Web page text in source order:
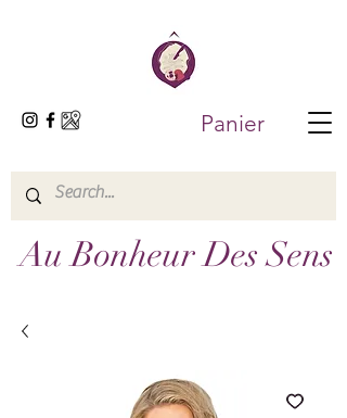
Panier
Au Bonheur Des Sens